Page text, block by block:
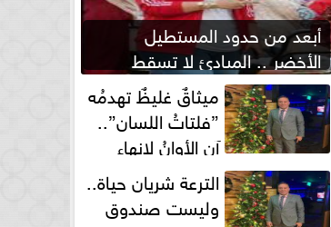
أبعد من حدود المستطيل
الأخضر .. المبادئ لا تسقط
بصفارة الحكم ميثاقٌ غليظٌ تهدمُه
”فلتاتُ اللسان”..
آن الأوانُ لإنهاءِ
فوضى الطلاق الشفهي!الترعة شريان حياة..
وليست صندوق